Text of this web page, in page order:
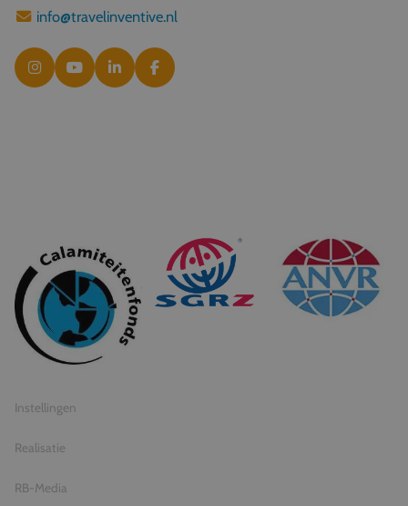
info@travelinventive.nl
© 2026 Travel Inventive
Algemene voorwaarden
Privacy statement
Instellingen
Realisatie
RB-Media